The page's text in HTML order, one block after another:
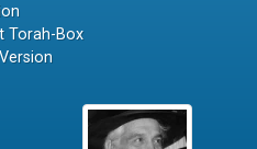
Torah-Box